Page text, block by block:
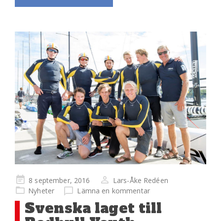
Publicerad
på
8 september, 2016
Lars-Åke Redéen
Nyheter
Lämna en kommentar
Svenska laget till